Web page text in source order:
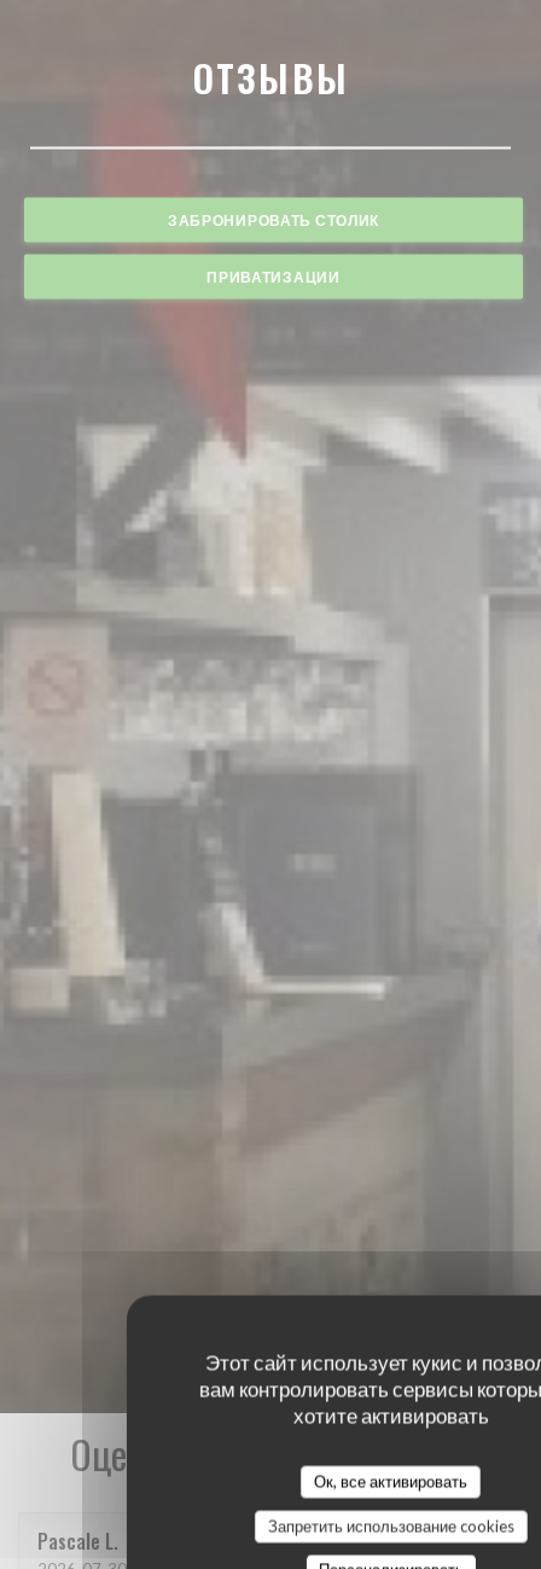
Этот сайт использует кукис и
вам контролировать сервисы
хотите активировать
Ок, все активировать
Запретить использование cookies
ОТЗЫВЫ
ЗАБРОНИРОВАТЬ СТОЛИК
ПРИВАТИЗАЦИИ
Оценки наших посетителей
Pascale L